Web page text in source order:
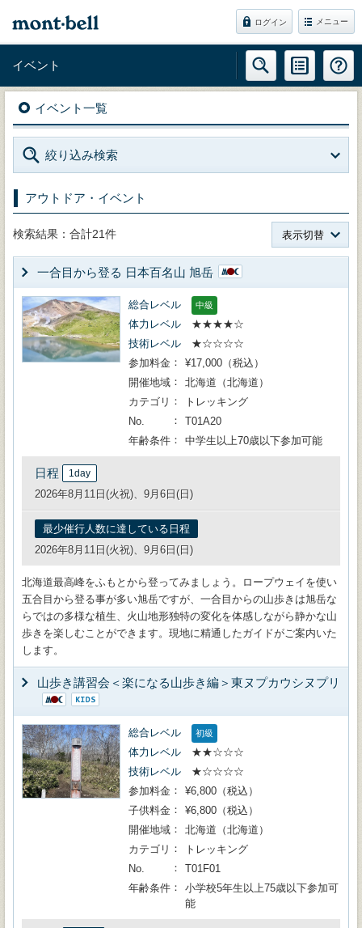
ログイン メニュー
イベント
イベント一覧
絞り込み検索
アウトドア・イベント
検索結果：合計21件 表示切替
一合目から登る 日本百名山 旭岳
総合レベル 中級
体力レベル
★★★★☆
技術レベル
★☆☆☆☆
参加料金
¥17,000（税込）
開催地域
北海道（北海道）
カテゴリ
トレッキング
No.
T01A20
年齢条件
中学生以上70歳以下参加可能
日程 1day
2026年8月11日(火祝)、9月6日(日)
最少催行人数に達している日程
2026年8月11日(火祝)、9月6日(日)
北海道最高峰をふもとから登ってみましょう。ロープウェイを使い
五合目から登る事が多い旭岳ですが、一合目からの山歩きは旭岳な
らではの多様な植生、火山地形独特の変化を体感しながら静かな山
歩きを楽しむことができます。現地に精通したガイドがご案内いた
します。
山歩き講習会＜楽になる山歩き編＞東ヌプカウシヌプリ
総合レベル 初級
体力レベル
★★☆☆☆
技術レベル
★☆☆☆☆
参加料金
¥6,800（税込）
子供料金
¥6,800（税込）
開催地域
北海道（北海道）
カテゴリ
トレッキング
No.
T01F01
年齢条件
小学校5年生以上75歳以下参加可
能